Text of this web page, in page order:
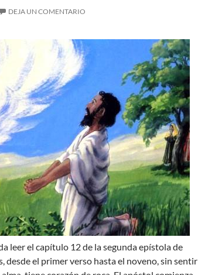
DEJA UN COMENTARIO
leer el capítulo 12 de la segunda epístola de
desde el primer verso hasta el noveno, sin sentir